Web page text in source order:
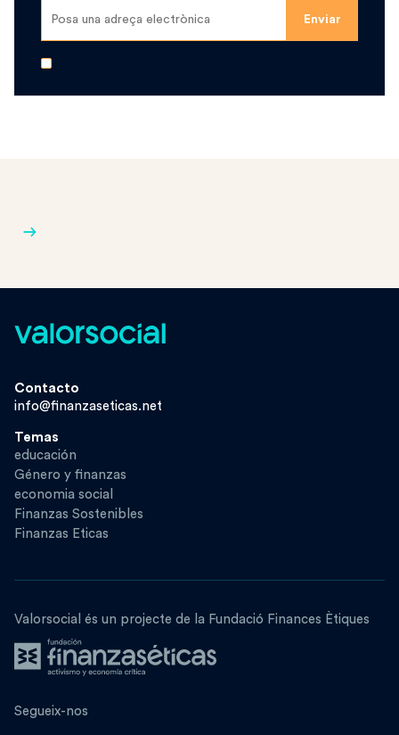
Contacto
info@finanzaseticas.net
Temas
educación
Género y finanzas
economia social
Finanzas Sostenibles
Finanzas Eticas
Valorsocial és un projecte de la Fundació Finances Ètiques
Segueix-nos